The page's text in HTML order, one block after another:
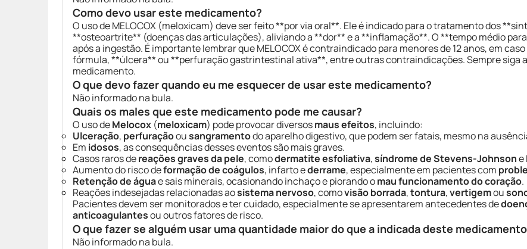
Como devo usar este medicamento?
O uso de MELOCOX (meloxicam) deve ser feito **por via oral**. Ele é indicado para o tratamento dos
**osteoartrite** (doenças das articulações), aliviando a **dor** e a **inflamação**. O **tempo médio
após a ingestão. É importante lembrar que MELOCOX é contraindicado para menores de 12 anos, em
fórmula, **úlcera** ou **perfuração gastrintestinal ativa**, entre outras contraindicações. Sempre siga
medicamento.
O que devo fazer quando eu me esquecer de usar este medicamento?
Não informado na bula.
Quais os males que este medicamento pode me causar?
O uso deMelocox (meloxicam) pode provocar diversosmaus efeitos, incluindo:
Ulceração, perfuraçãoousangramentodo aparelho digestivo, que podem ser fatais, mesmo na
Em idosos, as consequências desses eventos são mais graves.
Casos raros dereações graves da pele, comodermatite esfoliativa,síndrome de Stevens-Johnsone
Aumento do risco deformação de coágulos, infarto ederrame, especialmente em pacientes com
Retenção de águae sais minerais, ocasionando inchaço e piorando omau funcionamento do coração.
Reações indesejadas relacionadas aosistema nervoso, comovisão borrada,tontura,vertigemou
Pacientes devem ser monitorados e ter cuidado, especialmente se apresentarem antecedentes de
anticoagulantesou outros fatores de risco.
O que fazer se alguém usar uma quantidade maior do que a indicada deste
Não informado na bula.